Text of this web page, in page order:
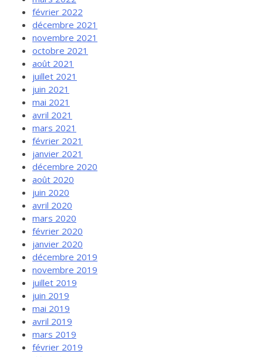
février 2022
décembre 2021
novembre 2021
octobre 2021
août 2021
juillet 2021
juin 2021
mai 2021
avril 2021
mars 2021
février 2021
janvier 2021
décembre 2020
août 2020
juin 2020
avril 2020
mars 2020
février 2020
janvier 2020
décembre 2019
novembre 2019
juillet 2019
juin 2019
mai 2019
avril 2019
mars 2019
février 2019